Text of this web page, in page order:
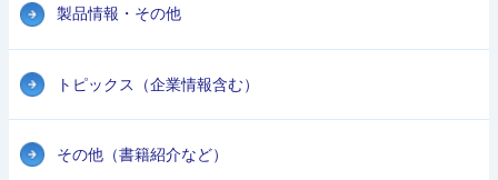
製品情報・その他
トピックス（企業情報含む）
その他（書籍紹介など）